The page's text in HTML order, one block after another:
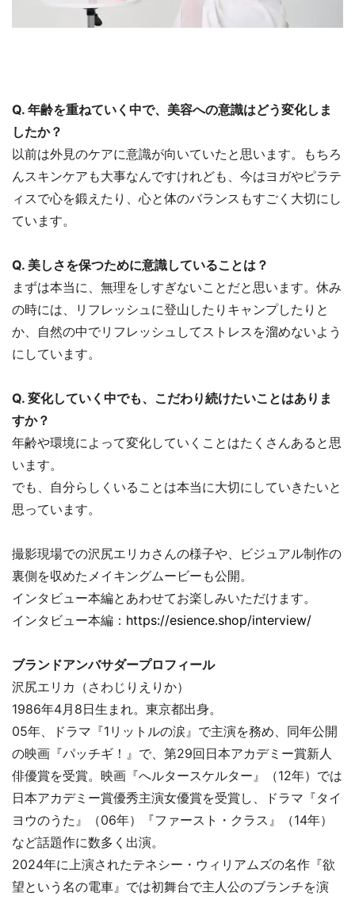
Q. 年齢を重ねていく中で、美容への意識はどう変化しま
したか？
以前は外見のケアに意識が向いていたと思います。もちろ
んスキンケアも大事なんですけれども、今はヨガやピラテ
ィスで心を鍛えたり、心と体のバランスもすごく大切にし
ています。
Q. 美しさを保つために意識していることは？
まずは本当に、無理をしすぎないことだと思います。休み
の時には、リフレッシュに登山したりキャンプしたりと
か、自然の中でリフレッシュしてストレスを溜めないよう
にしています。
Q. 変化していく中でも、こだわり続けたいことはありま
すか？
年齢や環境によって変化していくことはたくさんあると思
います。
でも、自分らしくいることは本当に大切にしていきたいと
思っています。
撮影現場での沢尻エリカさんの様子や、ビジュアル制作の
裏側を収めたメイキングムービーも公開。
インタビュー本編とあわせてお楽しみいただけます。
インタビュー本編： https://esience.shop/interview/
ブランドアンバサダープロフィール
沢尻エリカ（さわじりえりか）
1986年4月8日生まれ。東京都出身。
05年、ドラマ『1リットルの涙』で主演を務め、同年公開
の映画『パッチギ！』で、第29回日本アカデミー賞新人
俳優賞を受賞。映画『へルタースケルター』（12年）では
日本アカデミー賞優秀主演女優賞を受賞し、ドラマ『タイ
ヨウのうた』（06年）『ファースト・クラス』（14年）
など話題作に数多く出演。
2024年に上演されたテネシー・ウィリアムズの名作『欲
望という名の電車』では初舞台で主人公のブランチを演